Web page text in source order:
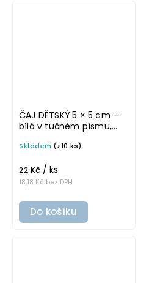
ČAJ DĚTSKÝ 5 × 5 cm –
bílá v tučném písmu,
na potravinové dózy
Skladem (>10 ks)
18,18 Kč bez DPH
22 Kč / ks
Do košíku